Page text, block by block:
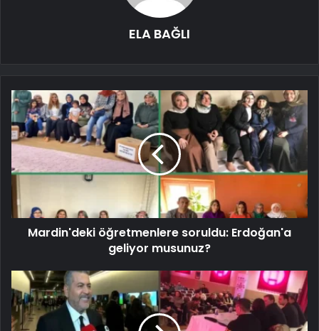
ELA BAĞLI
Mardin'deki öğretmenlere soruldu: Erdoğan'a
geliyor musunuz?